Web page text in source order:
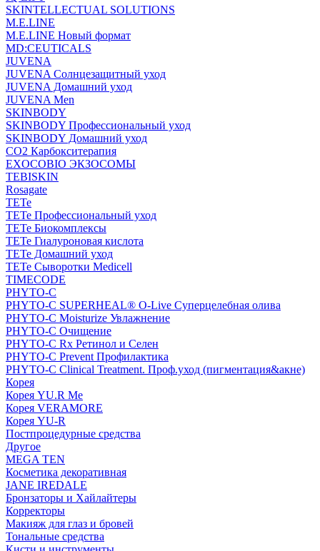
SKINTELLECTUAL SOLUTIONS
M.E.LINE
M.E.LINE Новый формат
MD:CEUTICALS
JUVENA
JUVENA Солнцезащитный уход
JUVENA Домашний уход
JUVENA Men
SKINBODY
SKINBODY Профессиональный уход
SKINBODY Домашний уход
CO2 Карбокситерапия
EXOCOBIO ЭКЗОСОМЫ
TEBISKIN
Rosagate
TETe
TETe Профессиональный уход
TETe Биокомплексы
TETe Гиалуроновая кислота
TETe Домашний уход
TETe Сыворотки Medicell
TIMECODE
PHYTO-C
PHYTO-C SUPERHEAL® O-Live Суперцелебная олива
PHYTO-C Moisturize Увлажнение
PHYTO-C Очищение
PHYTO-C Rx Ретинол и Селен
PHYTO-C Prevent Профилактика
PHYTO-C Clinical Treatment. Проф.уход (пигментация&акне)
Корея
Корея YU.R Me
Корея VERAMORE
Корея YU-R
Постпроцедурные средства
Другое
MEGA TEN
Косметика декоративная
JANE IREDALE
Бронзаторы и Хайлайтеры
Корректоры
Макияж для глаз и бровей
Тональные средства